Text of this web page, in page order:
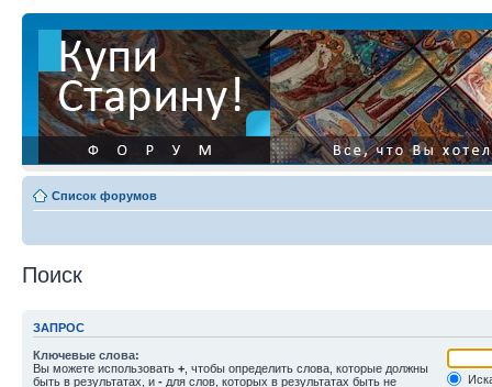
Список форумов
Поиск
ЗАПРОС
Ключевые слова:
Вы можете использовать + , чтобы определить слова, которые должны
быть в результатах, и - для слов, которых в результатах быть не